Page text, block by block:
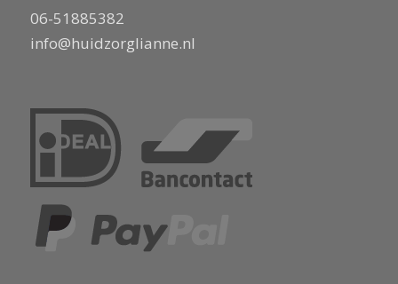
06-51885382
info@huidzorglianne.nl